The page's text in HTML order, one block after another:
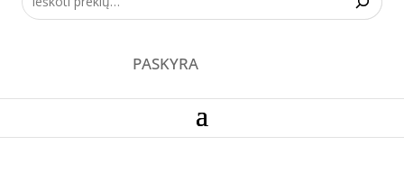
PASKYRA